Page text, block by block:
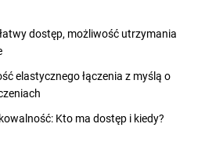
dostęp, możliwość utrzymania
elastycznego łączenia z myślą o
Kto ma dostęp i kiedy?